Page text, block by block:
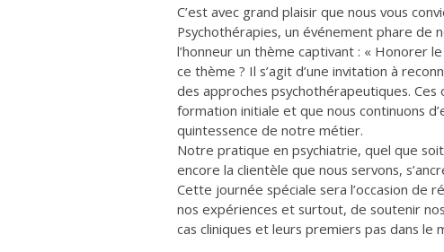
C’est avec grand plaisir que nous vous
Psychothérapies, un événement phare
l’honneur un thème captivant : « Honorer
ce thème ? Il s’agit d’une invitation à
des approches psychothérapeutiques.
formation initiale et que nous continuons
quintessence de notre métier.
Notre pratique en psychiatrie, quel que
encore la clientèle que nous servons,
Cette journée spéciale sera l’occasion de
nos expériences et surtout, de soutenir
cas cliniques et leurs premiers pas dans le